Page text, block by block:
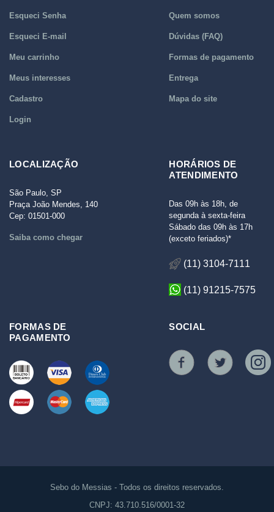
Esqueci Senha
Esqueci E-mail
Meu carrinho
Meus interesses
Cadastro
Login
Quem somos
Dúvidas (FAQ)
Formas de pagamento
Entrega
Mapa do site
LOCALIZAÇÃO
São Paulo, SP
Praça João Mendes, 140
Cep: 01501-000
Saiba como chegar
HORÁRIOS DE
ATENDIMENTO
Das 09h às 18h, de
segunda à sexta-feira
Sábado das 09h às 17h
(exceto feriados)*
(11) 3104-7111
(11) 91215-7575
FORMAS DE
PAGAMENTO
SOCIAL
Sebo do Messias - Todos os direitos reservados.
CNPJ: 43.710.516/0001-32